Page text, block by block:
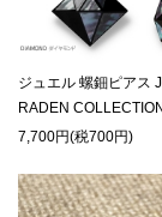
ジュエル 螺鈿ピアス
RADEN
7,700円(税700円)